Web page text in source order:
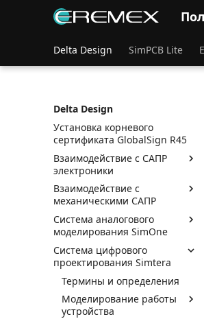
Delta Design SimPCB Lite
Delta Design
платы
Редактор печатных плат
Выпуск документации
Особенности импорта и
с помощью PerfView
Установка корневого
сертификата GlobalSign R45
Взаимодействие с САПР
электроники
Взаимодействие с
механическими САПР
Система аналогового
моделирования SimOne
Система цифрового
проектирования Simtera
Термины и определения
Моделирование работы
устройства